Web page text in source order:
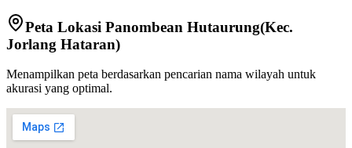
Peta Lokasi Panombean Hutaurung(Kec.
Jorlang Hataran)
Menampilkan peta berdasarkan pencarian nama wilayah untuk
akurasi yang optimal.